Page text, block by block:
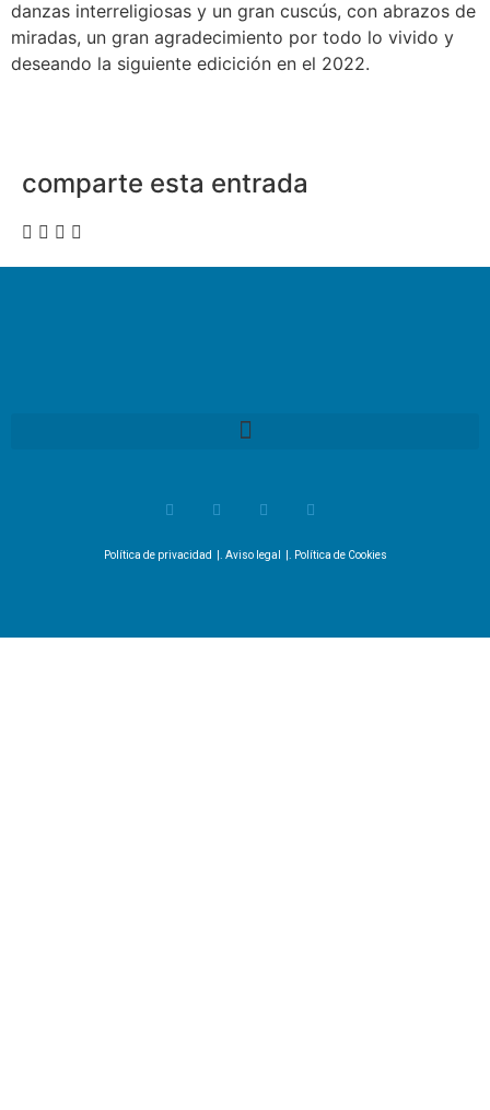
danzas interreligiosas y un gran cuscús, con abrazos de
miradas, un gran agradecimiento por todo lo vivido y
deseando la siguiente edicición en el 2022.
comparte esta entrada
Política de privacidad Aviso legal Política de Cookies